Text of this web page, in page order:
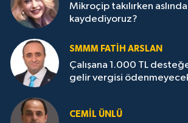
Mikroçip takılırken
kaydediyoruz?
SMMM FATIH ARSLAN
Çalışana 1.000 TL
gelir vergisi
CEMIL ÜNLÜ